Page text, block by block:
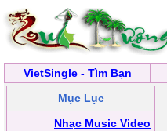
VietSingle - Tìm Bạn
Mục Lục
Nhạc Music Video